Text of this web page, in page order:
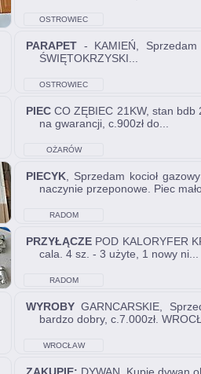
OSTROWIEC
PARAPET - KAMIEŃ,
ŚWIĘTOKRZYSKI...
OSTROWIEC
PIEC CO ZĘBIEC 21KW, stan bdb
na gwarancji, c.900zł do...
OŻARÓW
PIECYK , Sprzedam kocioł
naczynie przeponowe. Piec mało
RADOM
PRZYŁĄCZE POD KALORYFER
cala. 4 sz. - 3 użyte, 1 nowy ni...
RADOM
WYROBY GARNCARSKIE,
bardzo dobry, c.7.000zł.
WROCŁAW